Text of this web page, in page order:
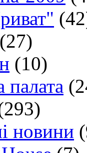
(27)
(10)
палата
новини